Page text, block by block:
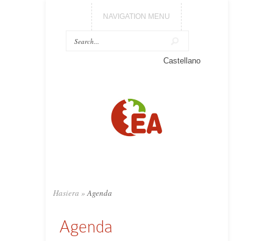
NAVIGATION MENU
Castellano
Hasiera » Agenda
Agenda